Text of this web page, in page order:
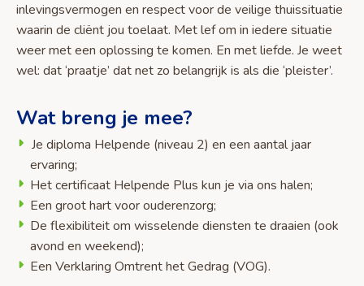
inlevingsvermogen en respect voor de veilige thuissituatie
waarin de cliënt jou toelaat. Met lef om in iedere situatie
weer met een oplossing te komen. En met liefde. Je weet
wel: dat ‘praatje’ dat net zo belangrijk is als die ‘pleister’.
Wat breng je mee?
Je diploma Helpende (niveau 2) en een aantal jaar
ervaring;
Het certificaat Helpende Plus kun je via ons halen;
Een groot hart voor ouderenzorg;
De flexibiliteit om wisselende diensten te draaien (ook
avond en weekend);
Een Verklaring Omtrent het Gedrag (VOG).